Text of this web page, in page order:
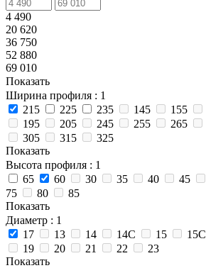
4 490
20 620
36 750
52 880
69 010
Показать
Ширина профиля : 1
215
225 235 145 155
195
205 245 255 265
305
315
325
Показать
Высота профиля : 1
65
60 30 35 40 45
75
80
85
Показать
Диаметр : 1
17
13 14 14C 15 15C
19
20 21 22
23
Показать